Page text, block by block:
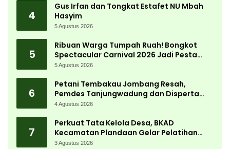
4
Gus Irfan dan Tongkat Estafet NU Mbah
Hasyim
5 Agustus 2026
5
Ribuan Warga Tumpah Ruah! Bongkot
Spectacular Carnival 2026 Jadi Pesta
Kemerdekaan Terbesar di Peterongan
5 Agustus 2026
6
Petani Tembakau Jombang Resah,
Pemdes Tanjungwadung dan Disperta
Bergerak Cepat
4 Agustus 2026
7
Perkuat Tata Kelola Desa, BKAD
Kecamatan Plandaan Gelar Pelatihan
Aparatur Pemdes
3 Agustus 2026